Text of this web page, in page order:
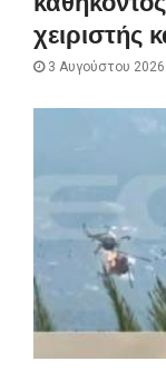
χειριστής
3 Αυγούστου 2026